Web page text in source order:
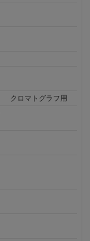
クロマトグラフ用